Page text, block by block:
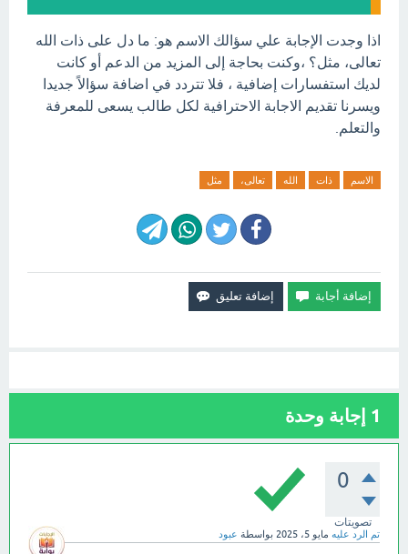
اذا وجدت الإجابة علي سؤالك الاسم هو: ما دل على ذات الله
تعالى، مثل؟ ،وكنت بحاجة إلى المزيد من الدعم أو كانت
لديك استفسارات إضافية ، فلا تتردد في اضافة سؤالاً جديدا
ويسرنا تقديم الاجابة الاحترافية لكل طالب يسعى للمعرفة
والتعلم.
الاسم ذات الله تعالى، مثل
1 إجابة وحدة
0
تصويتات
تم الرد عليه مايو 5، 2025 بواسطة عبود